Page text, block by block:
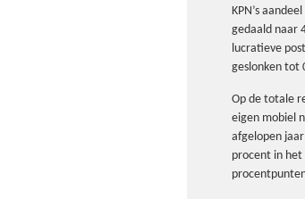
KPN’s
gedaald naar
lucratieve
geslonken tot
Op de totale
eigen mobiel
afgelopen
procent in